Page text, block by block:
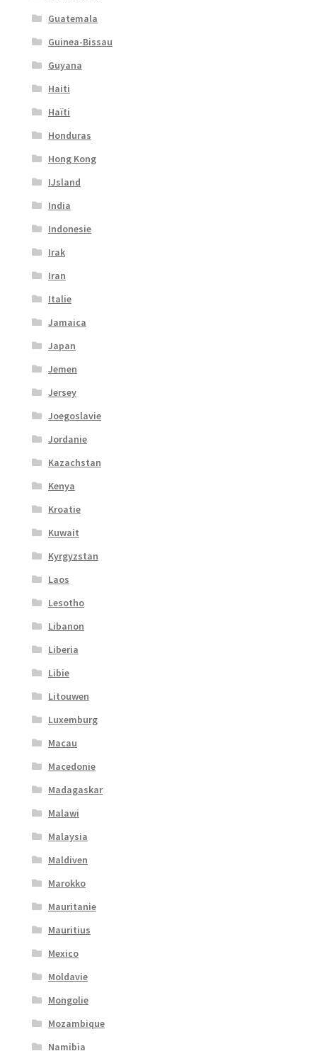
Guatemala
Guinea-Bissau
Guyana
Haiti
Haïti
Honduras
Hong Kong
IJsland
India
Indonesie
Irak
Iran
Italie
Jamaica
Japan
Jemen
Jersey
Joegoslavie
Jordanie
Kazachstan
Kenya
Kroatie
Kuwait
Kyrgyzstan
Laos
Lesotho
Libanon
Liberia
Libie
Litouwen
Luxemburg
Macau
Macedonie
Madagaskar
Malawi
Malaysia
Maldiven
Marokko
Mauritanie
Mauritius
Mexico
Moldavie
Mongolie
Mozambique
Namibia